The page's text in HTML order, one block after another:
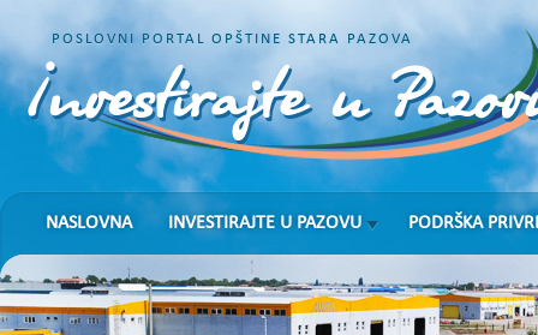
POSLOVNI PORTAL OPŠTINE STARA PAZOVA
NASLOVNA INVESTIRAJTE U PAZOVU PODRŠKA